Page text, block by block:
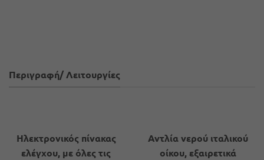
Περιγραφή/ Λειτουργίες
Ηλεκτρονικός πίνακας
ελέγχου, με όλες τις
Αντλία νερού ιταλικού
οίκου, εξαιρετικά